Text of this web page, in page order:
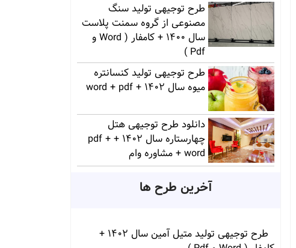
طرح توجیهی تولید سنگ
مصنوعی از گروه سمنت پلاست
سال 1400 + کامفار ( Word و
Pdf )
طرح توجیهی تولید کنسانتره
میوه سال 1402 + word + pdf
دانلود طرح توجیهی هتل
چهارستاره سال 1402 + pdf +
word + مشاوره وام
آخرین طرح ها
طرح توجیهی تولید متیل آمین سال 1402 +